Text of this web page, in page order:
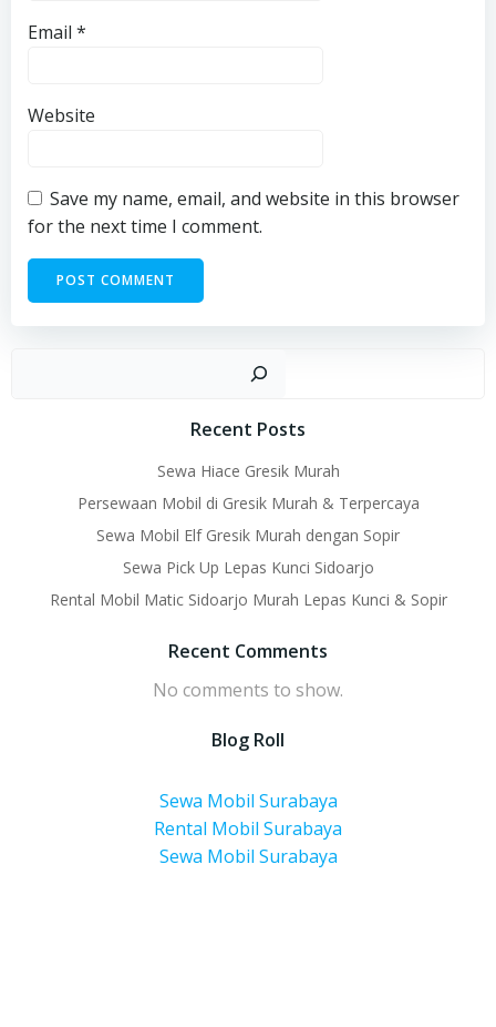
Email *
Website
Save my name, email, and website in this browser
for the next time I comment.
Recent Posts
Sewa Hiace Gresik Murah
Persewaan Mobil di Gresik Murah & Terpercaya
Sewa Mobil Elf Gresik Murah dengan Sopir
Sewa Pick Up Lepas Kunci Sidoarjo
Rental Mobil Matic Sidoarjo Murah Lepas Kunci & Sopir
Recent Comments
No comments to show.
Blog Roll
Sewa Mobil Surabaya
Rental Mobil Surabaya
Sewa Mobil Surabaya